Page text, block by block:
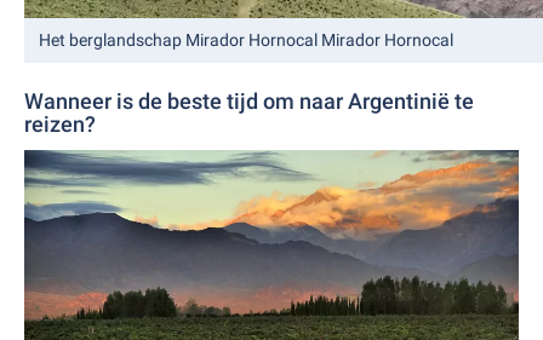
Het berglandschap Mirador Hornocal Mirador Hornocal
Wanneer is de beste tijd om naar Argentinië te
reizen?